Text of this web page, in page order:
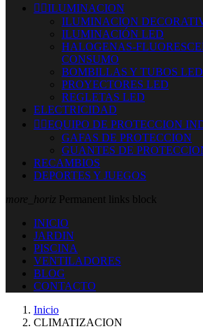
 ILUMINACION
ILUMINACION
ILUMINACIÓN LED
HALOGENAS-
CONSUMO
BOMBILLAS Y TUBOS LED
PROYECTORES LED
REGLETAS LED
ELECTRICIDAD
 EQUIPO DE PROTECCION
GAFAS DE PROTECCION
GUANTES DE
RECAMBIOS
DEPORTES Y JUEGOS
more_horiz Permanent links block
INICIO
JARDIN
PISCINA
VENTILADORES
BLOG
CONTACTO
Inicio
CLIMATIZACION